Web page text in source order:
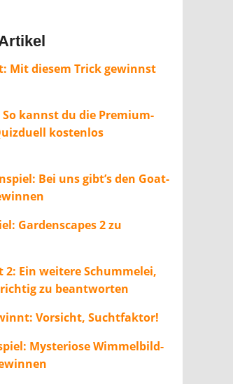
Mit diesem Trick gewinnst
kannst du die Premium-
kostenlos
Bei uns gibt’s den Goat-
Gardenscapes 2 zu
2: Ein weitere Schummelei,
zu beantworten
Vorsicht, Suchtfaktor!
Mysteriose Wimmelbild-